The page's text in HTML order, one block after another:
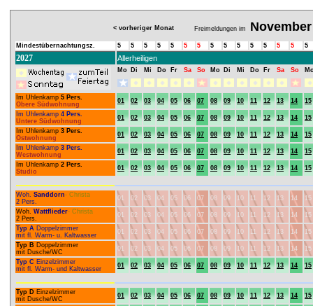
< vorheriger Monat Freimeldungen im November
Mindestübernachtungsz. 5 5 5 5 5 5 5 5 5 5 5 5 5 5 5
2027 Allerheiligen
Mo Di Mi Do Fr Sa So Mo Di Mi Do Fr Sa So
Im Uhlenkamp 5 Pers.
Obere Südwohnung
01 02 03 04 05 06 07 08 09 10 11 12 13 14
15
Im Uhlenkamp 4 Pers.
Untere Südwohnung
01 02 03 04 05 06 07 08 09 10 11 12 13 14
15
Im Uhlenkamp 3 Pers.
Ostwohnung
01 02 03 04 05 06 07 08 09 10 11 12 13 14
15
Im Uhlenkamp 3 Pers.
Westwohnung
01 02 03 04 05 06 07 08 09 10 11 12 13 14
15
Im Uhlenkamp 2 Pers.
Studio
01 02 03 04 05 06 07 08 09 10 11 12 13 14 15
Woh. Sanddorn- Christa
2 Pers.
01 02 03 04 05 06 07 08 09 10 11 12 13 14
15
Woh. Wattflieder- Christa
2 Pers.
01 02 03 04 05 06 07 08 09 10 11 12 13 14
15
Typ A Doppelzimmer
mit fl. Warm- u. Kaltwasser
01 02 03 04 05 06 07 08 09 10 11 12 13 14
15
Typ B Doppelzimmer
mit Dusche/WC
01 02 03 04 05 06 07 08 09 10 11 12 13 14
15
Typ C Einzelzimmer
mit fl. Warm- und Kaltwasser
01 02 03 04 05 06 07 08 09 10 11 12 13 14 15
Typ D Einzelzimmer
mit Dusche/WC
01 02 03 04 05 06 07 08 09 10 11 12 13 14
15